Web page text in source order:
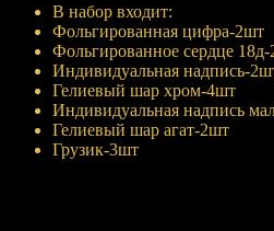
В набор входит:
Фольгированная цифра-2шт
Фольгированное сердце
Индивидуальная надпись-
Гелиевый шар хром-4шт
Индивидуальная надпись
Гелиевый шар агат-2шт
Грузик-3шт